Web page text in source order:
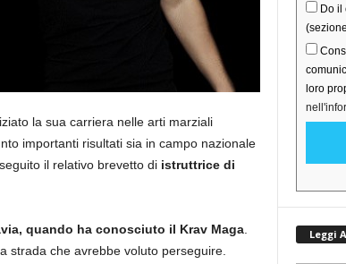
la sua carriera nelle arti marziali
importanti risultati sia in campo nazionale
il relativo brevetto di istruttrice di
quando ha conosciuto il Krav Maga.
strada che avrebbe voluto perseguire.
Do il
loro
Leggi